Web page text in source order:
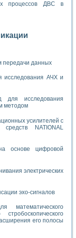
процессов ДВС в
передачи данных
исследования АЧХ и
для исследования
методом
усилителей с
NATIONAL
основе цифровой
электрических
эхо-сигналов
математического
его полосы